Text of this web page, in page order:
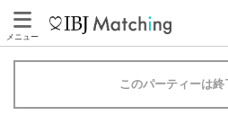
メニュー
このパーティーは終